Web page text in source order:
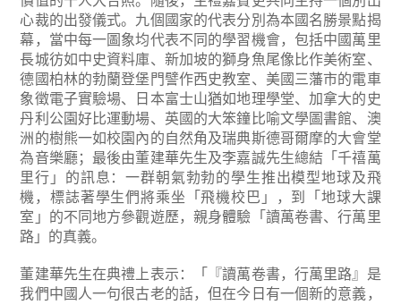
心裁的出發儀式。九個國家的代表分別為本國名勝景點揭
幕，當中每一圖象均代表不同的學習機會，包括中國萬里
長城彷如中史資料庫、新加坡的獅身魚尾像比作美術室、
德國柏林的勃蘭登堡門譬作西史教室、美國三藩市的電車
象徵電子實驗場、日本富士山猶如地理學堂、加拿大的史
丹利公園好比運動場、英國的大笨鐘比喻文學圖書館、澳
洲的樹熊一如校園內的自然角及瑞典斯德哥爾摩的大會堂
為音樂廳；最後由董建華先生及李嘉誠先生總結「千禧萬
里行」的訊息：一群朝氣勃勃的學生推出模型地球及飛
機，標誌著學生們將乘坐「飛機校巴」，到「地球大課
室」的不同地方參觀遊歷，親身體驗「讀萬卷書、行萬里
路」的真義。
董建華先生在典禮上表示：「『讀萬卷書，行萬里路』是
我們中國人一句很古老的話，但在今日有一個新的意義，